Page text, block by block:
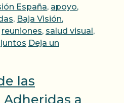
España, apoyo,
, Baja Visión,
reuniones, salud visual,
Deja un
las
Adheridas a